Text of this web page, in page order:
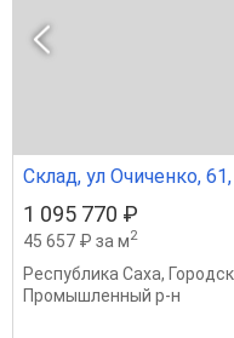
Склад, ул Очиченко,
1 095 770 ₽
45 657 ₽ за м2
Республика Саха,
Промышленный р-н